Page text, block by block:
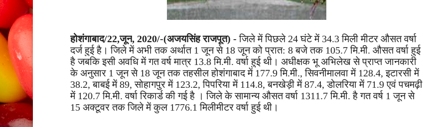
होशंगाबाद/22,जून, 2020/-(अजयसिंह राजपूत) - जिले में पिछले 24 घंटे में 34.3 मिली मीटर औसत वर्षा
दर्ज हुई है। जिले में अभी तक अर्थात 1 जून से 18 जून को प्रात: 8 बजे तक 105.7 मि.मी. औसत वर्षा हुई
है जबकि इसी अवधि में गत वर्ष मात्र 13.8 मि.मी. वर्षा हुई थी। अधीक्षक भू अभिलेख से प्राप्त जानकारी
के अनुसार 1 जून से 18 जून तक तहसील होशंगाबाद में 177.9 मि.मी., सिवनीमालवा में 128.4, इटारसी में
38.2, बाबई में 89, सोहागपुर में 123.2, पिपरिया में 114.8, बनखेड़ी में 87.4, डोलरिया में 71.9 एवं पचमढ़ी
में 120.7 मि.मी. वर्षा रिकार्ड की गई है । जिले के सामान्य औसत वर्षा 1311.7 मि.मी. है गत वर्ष 1 जून से
15 अक्टूवर तक जिले में कुल 1776.1 मिलीमीटर वर्षा हुई थी।